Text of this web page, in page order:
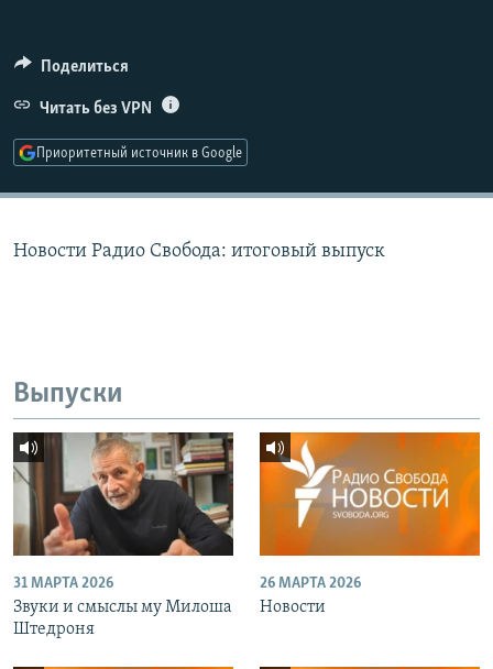
ПОДПИШИТЕСЬ НА РАССЫЛКУ
СОЦИАЛЬНЫЕ СЕТИ
Поделиться
Читать без VPN
Приоритетный источник в Google
Новости Радио Свобода: итоговый выпуск
Выпуски
31 МАРТА 2026
Звуки и смыслы му Милоша
Штедроня
26 МАРТА 2026
Новости